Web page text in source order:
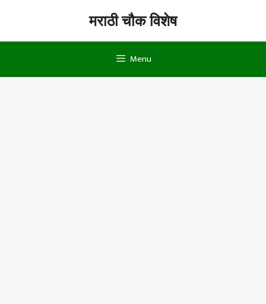
content
मराठी चौक विशेष
Menu